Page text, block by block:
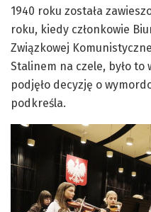
1940 roku została
roku, kiedy członkowie
Związkowej
Stalinem na czele, było to
podjęło decyzję o
podkreśla.